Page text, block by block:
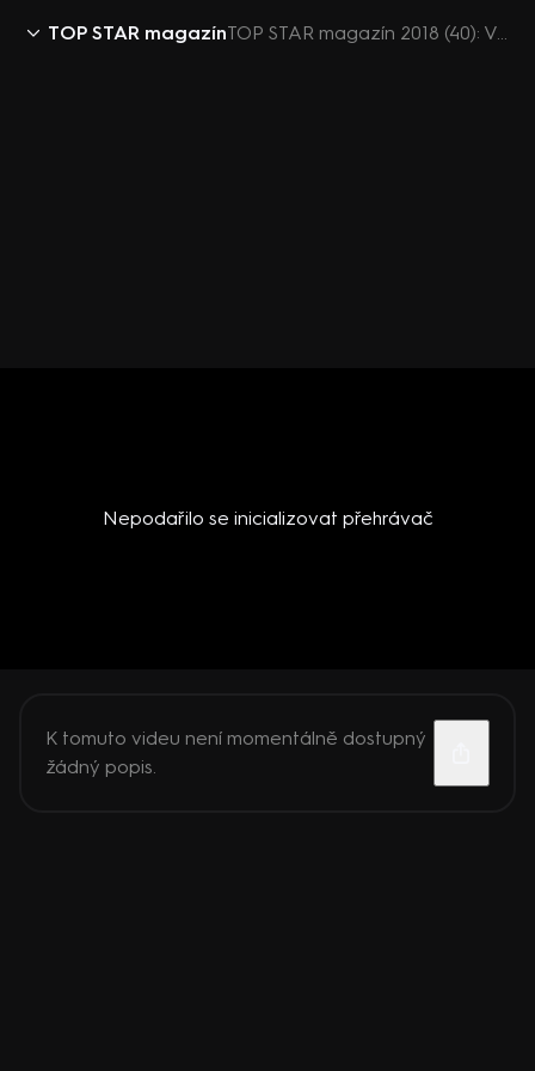
TOP STAR magazín TOP STAR magazín 2018 (40): Veronika Žilková
Nepodařilo se inicializovat přehrávač
K tomuto videu není momentálně dostupný
žádný popis.